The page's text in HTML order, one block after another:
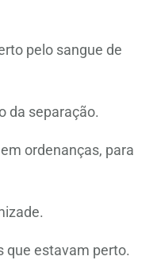
pelo sangue de
da separação.
ordenanças, para
que estavam perto.